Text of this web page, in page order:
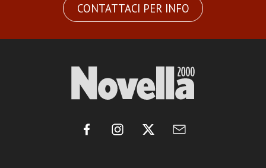
CONTATTACI PER INFO